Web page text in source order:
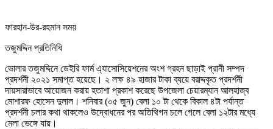
ফারহান-উর-রহমান সময়
তজুমদ্দিন প্রতিনিধি
ভোলার তজুমদ্দিনে ডেইরি ফার্ম এ্যাসোসিয়েশনের অংশ গ্রহন ছাড়াই প্রানী সম্পদ
প্রদর্শনী ২০২১ সমাপ্ত হয়েছে। ২ লক্ষ ৪৯ হাজার টাকা ব্যয়ে বরাদ্দকৃত প্রদর্শনী
দায়সারাভাবে আয়োজন করায় হতাশা প্রকাশ করেছে উপজেলা চেয়ারম্যান আলহাজ্ব
মোশারফ হোসেন দুলাল। শনিবার (০৫ জুন) বেলা ১০ টা থেকে বিকাল ৪টা পর্যান্ত
প্রদর্শনী চলার কথা থাকলেও উদ্বোধনের পর অতিথিগন চলে গেলে বেলা ১২টার মধ্যে
মেলা ভেঙ্গে যায়।